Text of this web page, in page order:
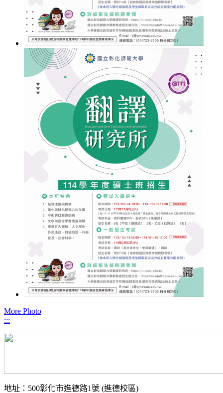
More Photo
:::
地址：500彰化市進德路1號 (進德校區)